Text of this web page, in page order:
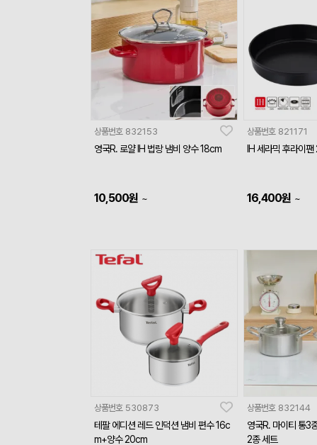
상품번호 832153
영국R. 로얄 IH 법랑 냄비 양수 18cm
10,500원 ~
상품번호 821171
IH 세라믹 후라이
16,400원 ~
상품번호 530873
테팔 에디션 레드 인덕션 냄비 편수 16c
m+양수 20cm
상품번호 832144
영국R. 마이티 통3
2종 세트